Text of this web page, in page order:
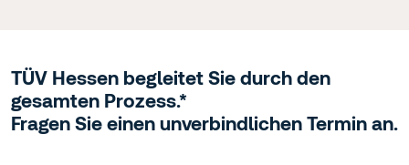
TÜV Hessen begleitet Sie durch den
gesamten Prozess.*
Fragen Sie einen unverbindlichen Termin an.